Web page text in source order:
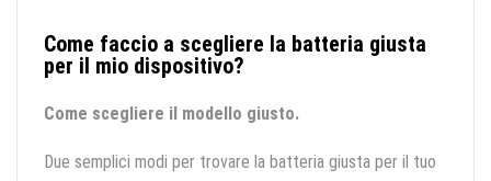
Come faccio a scegliere la batteria giusta
per il mio dispositivo?
Come scegliere il modello giusto.
Due semplici modi per trovare la batteria giusta per il tuo